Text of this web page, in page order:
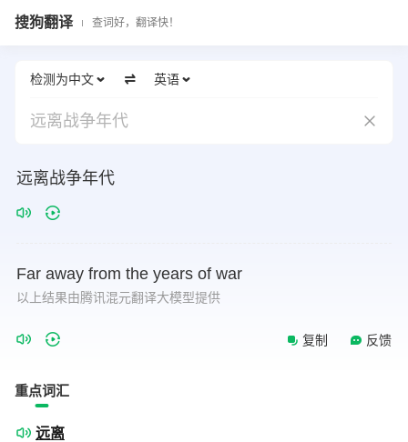
搜狗翻译 查词好，翻译快！
检测为中文 英语
远离战争年代
远离战争年代
Far away from the years of war
以上结果由腾讯混元翻译大模型提供
复制 反馈
重点词汇
远离